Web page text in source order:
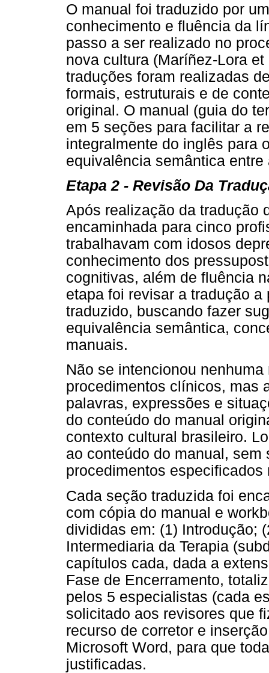
O manual foi traduzido por
conhecimento e fluência da
passo a ser realizado no
nova cultura (Maríñez-Lora
traduções foram realizadas
formais, estruturais e de
original. O manual (guia do
em 5 seções para facilitar a
integralmente do inglês para
equivalência semântica
Etapa 2 - Revisão Da
Após realização da tradução
encaminhada para cinco
trabalhavam com idosos
conhecimento dos
cognitivas, além de fluência
etapa foi revisar a tradução
traduzido, buscando fazer
equivalência semântica,
manuais.
Não se intencionou
procedimentos clínicos, mas
palavras, expressões e
do conteúdo do manual
contexto cultural brasileiro.
ao conteúdo do manual,
procedimentos especificados
Cada seção traduzida foi
com cópia do manual e
divididas em: (1) Introdução;
Intermediaria da Terapia
capítulos cada, dada a
Fase de Encerramento,
pelos 5 especialistas (cada
solicitado aos revisores que
recurso de corretor e
Microsoft Word, para que
justificadas.